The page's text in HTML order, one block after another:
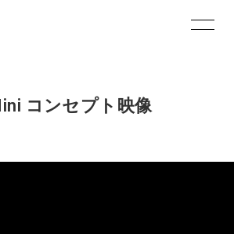
コンセプト映像